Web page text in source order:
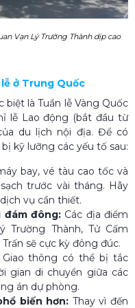
Vạn Lý Trường Thành dịp cao
ở Trung Quốc​
biệt là Tuần lễ Vàng Quốc
lễ Lao động (bắt đầu từ
du lịch nội địa. Để có
kỹ lưỡng các yếu tố sau:
bay, vé tàu cao tốc và
trước vài tháng. Hãy
vụ cần thiết.
đám đông: Các địa điểm
Thành, Tử Cấm
sẽ cực kỳ đông đúc.
Giao thông có thể bị tắc
gian di chuyển giữa các
án dự phòng.
biến hơn: Thay vì đến